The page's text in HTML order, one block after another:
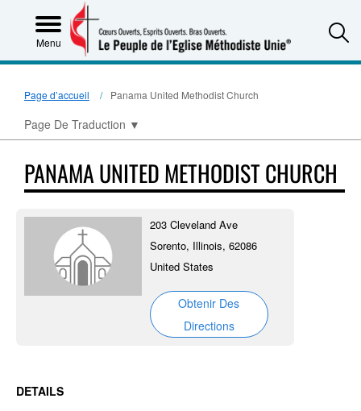
Menu
Page d’accueil Panama United Methodist Church
Page De Traduction ▼
PANAMA UNITED METHODIST CHURCH
203 Cleveland Ave
Sorento, Illinois, 62086
United States
Obtenir Des
Directions
DETAILS